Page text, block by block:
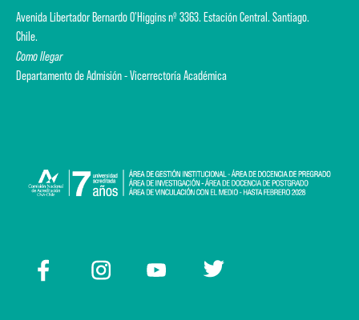
Avenida Libertador Bernardo O'Higgins nº 3363. Estación Central. Santiago.
Chile.
Como llegar
Departamento de Admisión - Vicerrectoría Académica